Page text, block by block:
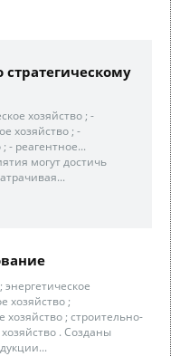
хозяйство ; -
хозяйство ; -
- реагентное...
могут достичь
хозяйство ;
хозяйство ; строительно-
. Созданы